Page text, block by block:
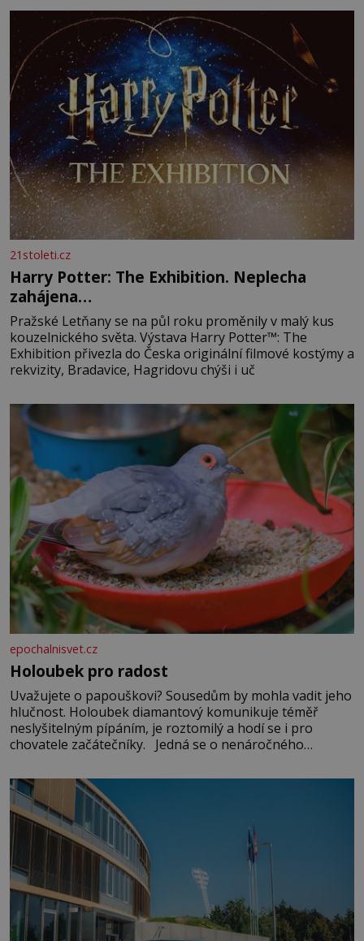
21stoleti.cz
Harry Potter: The Exhibition. Neplecha
zahájena…
Pražské Letňany se na půl roku proměnily v malý kus
kouzelnického světa. Výstava Harry Potter™: The
Exhibition přivezla do Česka originální filmové kostýmy a
rekvizity, Bradavice, Hagridovu chýši i uč
epochalnisvet.cz
Holoubek pro radost
Uvažujete o papouškovi? Sousedům by mohla vadit jeho
hlučnost. Holoubek diamantový komunikuje téměř
neslyšitelným pípáním, je roztomilý a hodí se i pro
chovatele začátečníky. Jedná se o nenáročného
času tráví na zemi, kde sbírá zbytky semínek Jeho
domovinou je prakticky celá Austrálie s výjimkou
pobřežní oblasti.